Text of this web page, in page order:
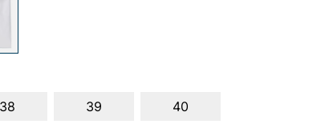
38 39 40